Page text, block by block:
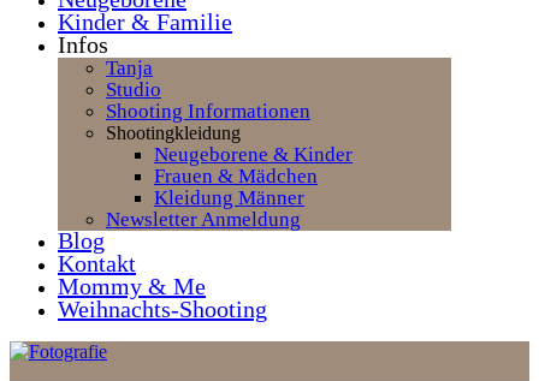
Kinder & Familie
Infos
Tanja
Studio
Shooting Informationen
Shootingkleidung
Neugeborene & Kinder
Frauen & Mädchen
Kleidung Männer
Newsletter Anmeldung
Blog
Kontakt
Mommy & Me
Weihnachts-Shooting